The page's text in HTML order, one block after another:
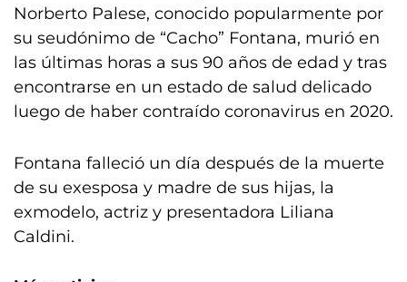
Norberto Palese, conocido popularmente por
su seudónimo de “Cacho” Fontana, murió en
las últimas horas a sus 90 años de edad y tras
encontrarse en un estado de salud delicado
luego de haber contraído coronavirus en 2020.
Fontana falleció un día después de la muerte
de su exesposa y madre de sus hijas, la
exmodelo, actriz y presentadora Liliana
Caldini.